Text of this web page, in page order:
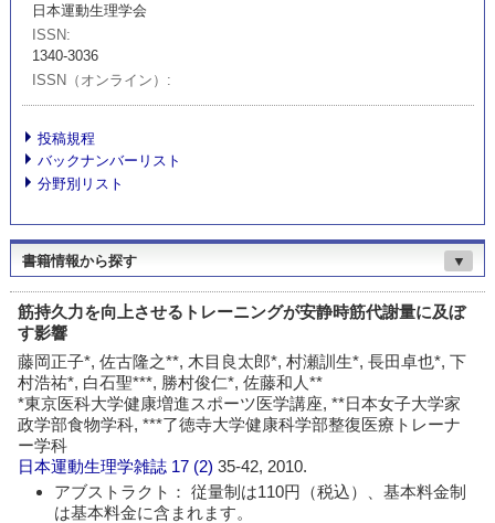
日本運動生理学会
ISSN
1340-3036
ISSN（オンライン）
投稿規程
バックナンバーリスト
分野別リスト
書籍情報から探す ▼
筋持久力を向上させるトレーニングが安静時筋代謝量に及ぼ
す影響
藤岡正子*, 佐古隆之**, 木目良太郎*, 村瀬訓生*, 長田卓也*, 下
村浩祐*, 白石聖***, 勝村俊仁*, 佐藤和人**
*東京医科大学健康増進スポーツ医学講座, **日本女子大学家
政学部食物学科, ***了徳寺大学健康科学部整復医療トレーナ
ー学科
日本運動生理学雑誌 17 (2)35-42, 2010.
アブストラクト： 従量制は110円（税込）、基本料金制
は基本料金に含まれます。